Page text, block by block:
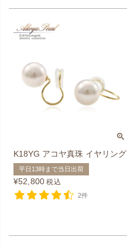
K18YG アコヤ真珠 イヤリング
平日13時まで当日出荷
¥52,800 税込
2件